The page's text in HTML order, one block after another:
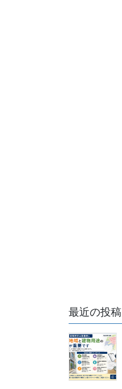
最近の投稿